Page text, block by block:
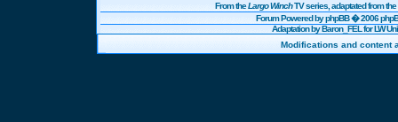
From theLargo WinchTV series, adaptated from
Forum Powered byphpBB� 2006
Adaptation by Baron_FEL for LW
Modifications and content